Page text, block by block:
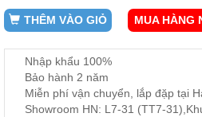
đu,
ghế...
Phụ
Kiện
Trang
THÊM VÀO GIỎ MUA HÀNG
Nhập khẩu 100%
Bảo hành 2 năm
Miễn phí vận chuyển, lắp đặp tại
Showroom HN: L7-31 (TT7-